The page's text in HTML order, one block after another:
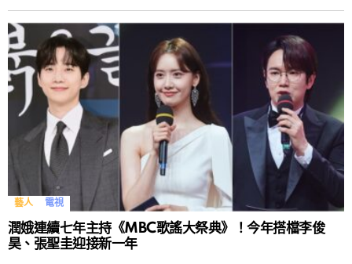
藝人 電視
潤娥連續七年主持《MBC歌謠大祭典》！今年搭檔李俊
昊、張聖圭迎接新一年